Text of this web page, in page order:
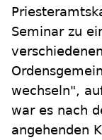
Seminar zu
wechseln",
war es nach
angehenden